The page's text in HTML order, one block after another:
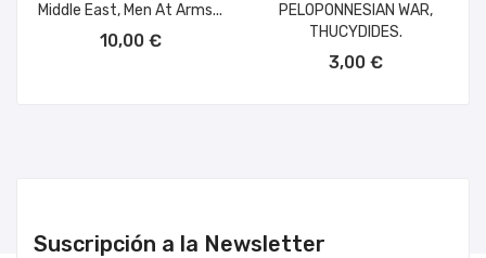
Middle East, Men At Arms...
10,00 €
PELOPONNESIAN WAR,
THUCYDIDES.
3,00 €
Suscripción a la Newsletter